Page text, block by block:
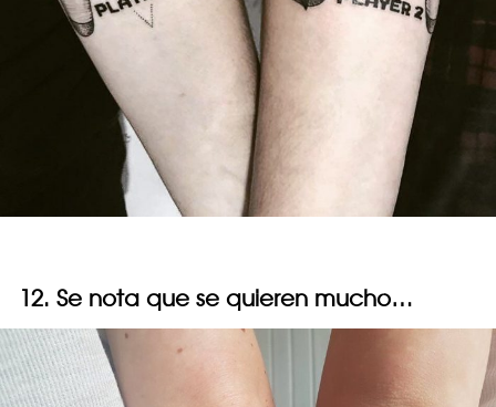
12. Se nota que se quieren mucho…